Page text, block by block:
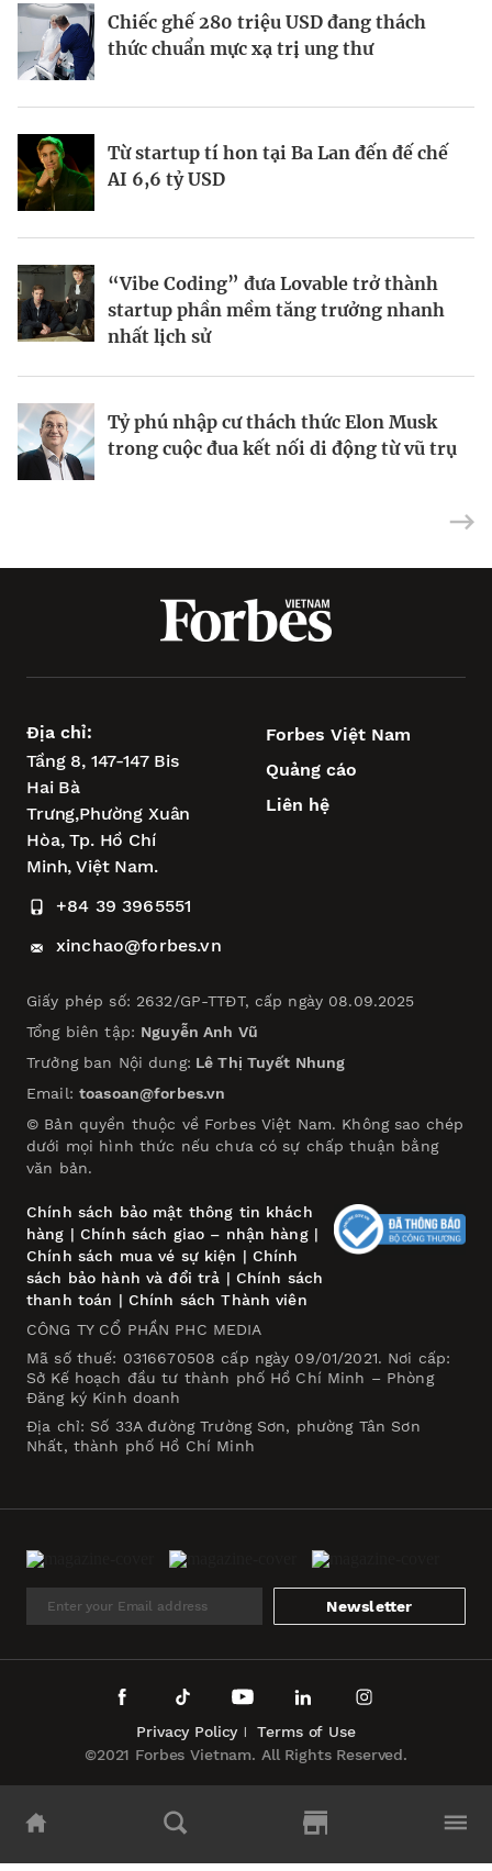
Chiếc ghế 280 triệu USD đang thách
thức chuẩn mực xạ trị ung thư
Từ startup tí hon tại Ba Lan đến đế chế
AI 6,6 tỷ USD
“Vibe Coding” đưa Lovable trở thành
startup phần mềm tăng trưởng nhanh
nhất lịch sử
Tỷ phú nhập cư thách thức Elon Musk
trong cuộc đua kết nối di động từ vũ trụ
Thành tỷ phú nhờ cung ứng cho các nhà
hàng
Lực đẩy từ điện hạt nhân mô-đun nhỏ
Địa chỉ:
Tầng 8, 147-147 Bis
Hai Bà
Trưng,Phường Xuân
Hòa,Tp. Hồ Chí
Minh, Việt Nam.
+84 39 3965551
xinchao@forbes.vn
Forbes Việt Nam
Quảng cáo
Liên hệ
Giấy phép số: 2632/GP-TTĐT, cấp ngày 08.09.2025
Tổng biên tập: Nguyễn Anh Vũ
Trưởng ban Nội dung: Lê Thị Tuyết Nhung
Email: toasoan@forbes.vn
© Bản quyền thuộc về Forbes Việt Nam. Không sao chép
dưới mọi hình thức nếu chưa có sự chấp thuận bằng
văn bản.
Chính sách bảo mật thông tin khách
hàng | Chính sách giao – nhận hàng|
Chính sách mua vé sự kiện | Chính
sách bảo hành và đổi trả | Chính sách
thanh toán | Chính sách Thành viên
CÔNG TY CỔ PHẦN PHC MEDIA
Mã số thuế: 0316670508 cấp ngày 09/01/2021. Nơi cấp:
Sở Kế hoạch đầu tư thành phố Hồ Chí Minh – Phòng
Đăng ký Kinh doanh
Địa chỉ: Số 33A đường Trường Sơn, phường Tân Sơn
Nhất, thành phố Hồ Chí Minh
Newsletter
©2021 Forbes Vietnam. All Rights Reserved.
Privacy Policy Terms of Use